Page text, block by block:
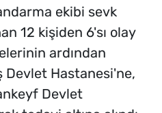
ekibi sevk
12 kişiden 6'sı olay
ardından
Hastanesi'ne,
Devlet